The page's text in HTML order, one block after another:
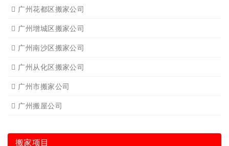
广州花都区搬家公司
广州增城区搬家公司
广州南沙区搬家公司
广州从化区搬家公司
广州市搬家公司
广州搬屋公司
搬家项目